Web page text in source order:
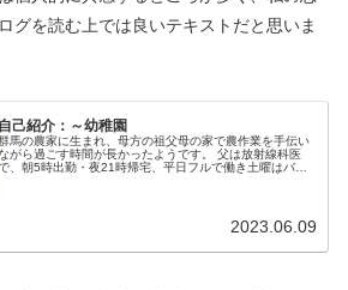
グを読む上では良いテキストだと思いま
自己紹介：～幼稚園
馬の農家に生まれ、母方の祖父母の家で農作業を手伝い
がら過ごす時間が長かったようです。 父は放射線科医
、朝5時出勤・夜21時帰宅、平日フルで働き土曜はバイ
2023.06.09